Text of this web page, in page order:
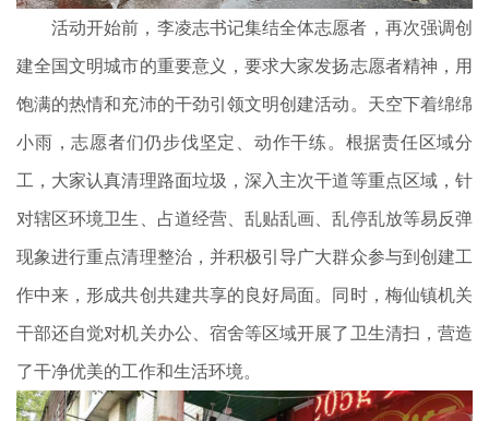
活动开始前，李凌志书记集结全体志愿者，再次强调创
建全国文明城市的重要意义，要求大家发扬志愿者精神，用
饱满的热情和充沛的干劲引领文明创建活动。天空下着绵绵
小雨，志愿者们仍步伐坚定、动作干练。根据责任区域分
工，大家认真清理路面垃圾，深入主次干道等重点区域，针
对辖区环境卫生、占道经营、乱贴乱画、乱停乱放等易反弹
现象进行重点清理整治，并积极引导广大群众参与到创建工
作中来，形成共创共建共享的良好局面。同时，梅仙镇机关
干部还自觉对机关办公、宿舍等区域开展了卫生清扫，营造
了干净优美的工作和生活环境。